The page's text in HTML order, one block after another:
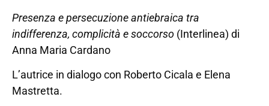
Presenza e persecuzione antiebraica tra
indifferenza, complicità e soccorso (Interlinea) di
Anna Maria Cardano
L’autrice in dialogo con Roberto Cicala e Elena
Mastretta.